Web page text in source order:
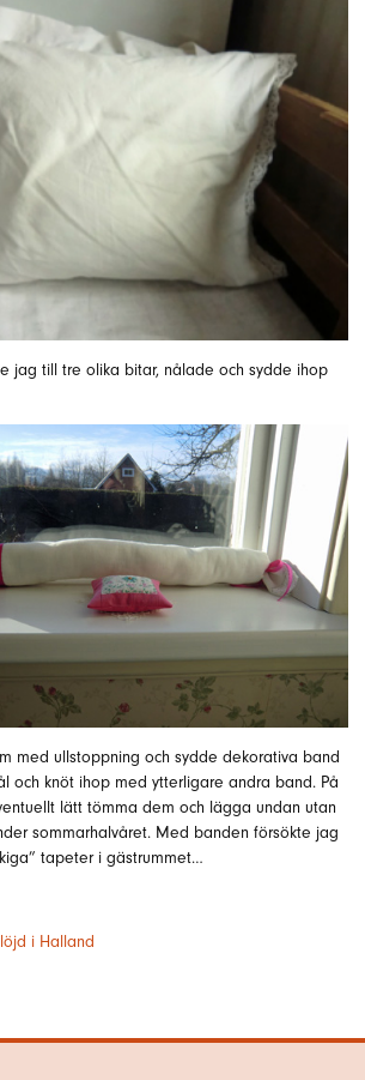
jag till tre olika bitar, nålade och sydde ihop
med ullstoppning och sydde dekorativa band
och knöt ihop med ytterligare andra band. På
lätt tömma dem och lägga undan utan
sommarhalvåret. Med banden försökte jag
tapeter i gästrummet…
i Halland